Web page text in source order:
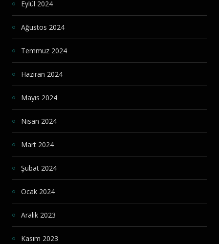
Eylül 2024
Ağustos 2024
Temmuz 2024
Haziran 2024
Mayıs 2024
Nisan 2024
Mart 2024
Şubat 2024
Ocak 2024
Aralık 2023
Kasım 2023